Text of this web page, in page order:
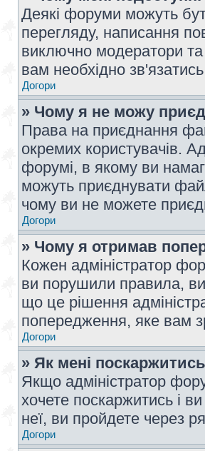
Деякі форуми можуть
перегляду, написання
виключно модератори
вам необхідно
Догори
» Чому я не можу
Права на приєднання
окремих користувачів.
форумі, в якому ви
можуть приєднувати
чому ви не можете
Догори
» Чому я отримав
Кожен адміністратор
ви порушили правила,
що це рішення
попередження, яке вам
Догори
» Як мені
Якщо адміністратор
хочете поскаржитись і
неї, ви пройдете через
Догори